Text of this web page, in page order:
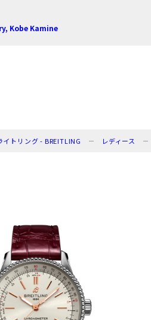
Kobe Kamine
イトリング - BREITLING レディース